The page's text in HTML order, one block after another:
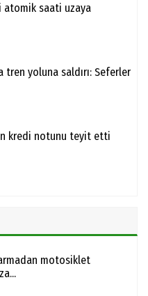
atomik saati uzaya
tren yoluna saldırı: Seferler
kredi notunu teyit etti
motosiklet